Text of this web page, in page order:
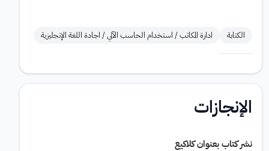
الكتابة ادارة المكاتب / استخدام الحاسب الآلي / اجادة اللغة الإنجليزية
الإنجازات
نشر كتاب بعنوان كلاكيع